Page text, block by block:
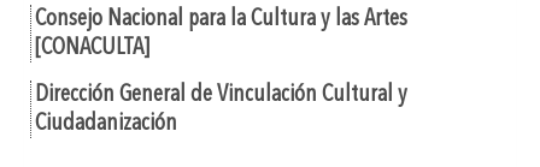
Consejo Nacional para la Cultura y las Artes
[CONACULTA]
Dirección General de Vinculación Cultural y
Ciudadanización